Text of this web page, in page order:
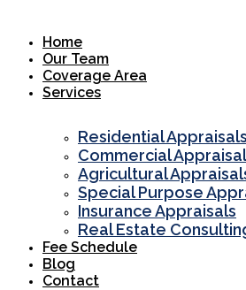
contentHome
Our Team
Coverage Area
Services
Residential Appraisals
Commercial
Agricultural
Special Purpose
Insurance Appraisals
Real Estate
Fee Schedule
Blog
Contact